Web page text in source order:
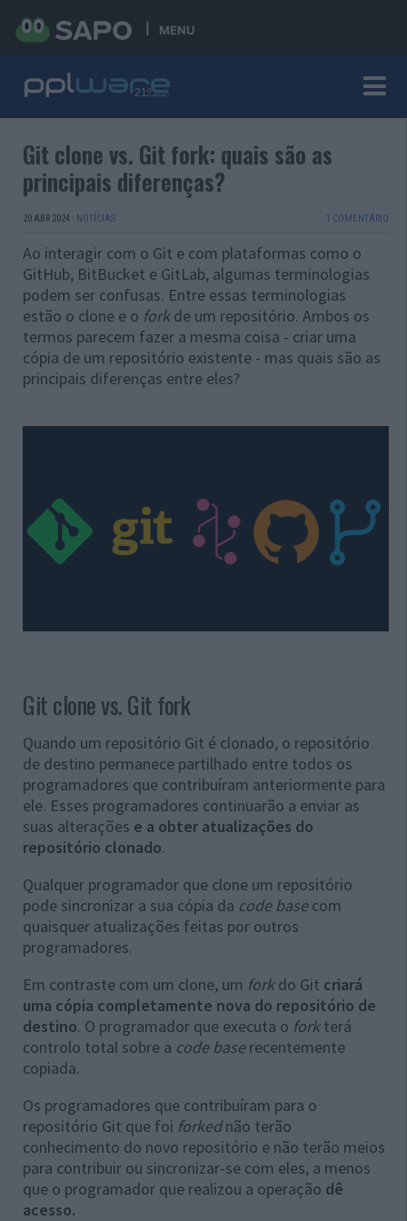
MENU
Git clone vs. Git fork: quais são as
principais diferenças?
20 ABR 2024 · NOTÍCIAS 1 COMENTÁRIO
Ao interagir com o Git e com plataformas como o
GitHub, BitBucket e GitLab, algumas terminologias
podem ser confusas. Entre essas terminologias
estão o clone e o forkde um repositório. Ambos os
termos parecem fazer a mesma coisa - criar uma
cópia de um repositório existente - mas quais são as
principais diferenças entre eles?
Git clone vs. Git fork
Quando um repositório Git é clonado, o repositório
de destino permanece partilhado entre todos os
programadores que contribuíram anteriormente para
ele. Esses programadores continuarão a enviar as
suas alterações e a obter atualizações do
repositório clonado.
Qualquer programador que clone um repositório
pode sincronizar a sua cópia da code basecom
quaisquer atualizações feitas por outros
programadores.
Em contraste com um clone, um forkdo Git criará
uma cópia completamente nova do repositório de
destino. O programador que executa o forkterá
controlo total sobre a code baserecentemente
copiada.
Os programadores que contribuíram para o
repositório Git que foi forkednão terão
conhecimento do novo repositório e não terão meios
para contribuir ou sincronizar-se com eles, a menos
que o programador que realizou a operação dê
acesso.